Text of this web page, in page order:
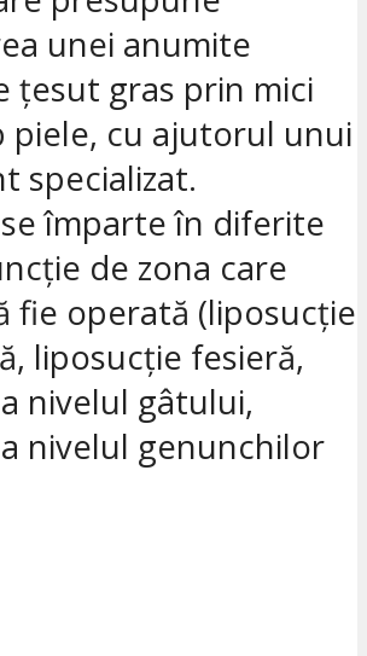
unei anumite
țesut gras prin mici
piele, cu ajutorul unui
specializat.
împarte în diferite
de zona care
fie operată (liposucție
liposucție fesieră,
nivelul gâtului,
nivelul genunchilor